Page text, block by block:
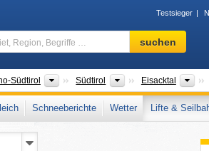
Testsieger
Skigebiet,
Region,
…
suchen
Südtirol Regionen
Südtirol Tourismusregionen
Eisacktal
Schneeberichte Wetter Lifte &